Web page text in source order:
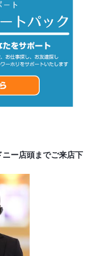
ー店頭までご来店下